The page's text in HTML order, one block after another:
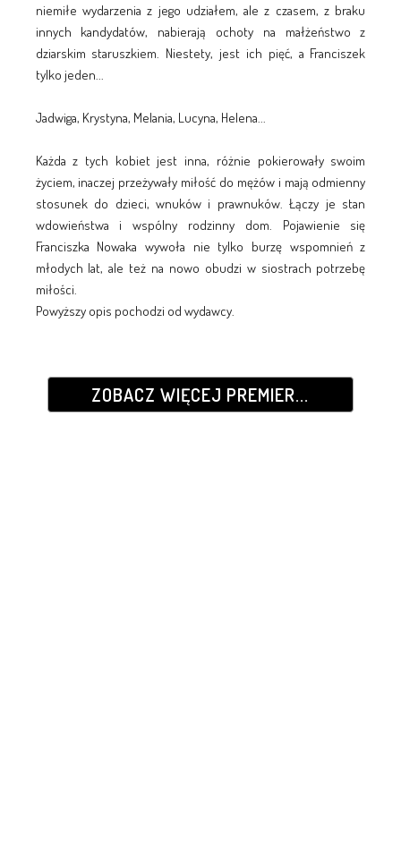
niemiłe wydarzenia z jego udziałem, ale z czasem, z braku
innych kandydatów, nabierają ochoty na małżeństwo z
dziarskim staruszkiem. Niestety, jest ich pięć, a Franciszek
tylko jeden...
Jadwiga, Krystyna, Melania, Lucyna, Helena...
Każda z tych kobiet jest inna, różnie pokierowały swoim
życiem, inaczej przeżywały miłość do mężów i mają odmienny
stosunek do dzieci, wnuków i prawnuków. Łączy je stan
wdowieństwa i wspólny rodzinny dom. Pojawienie się
Franciszka Nowaka wywoła nie tylko burzę wspomnień z
młodych lat, ale też na nowo obudzi w siostrach potrzebę
miłości.
Powyższy opis pochodzi od wydawcy.
ZOBACZ WIĘCEJ PREMIER...